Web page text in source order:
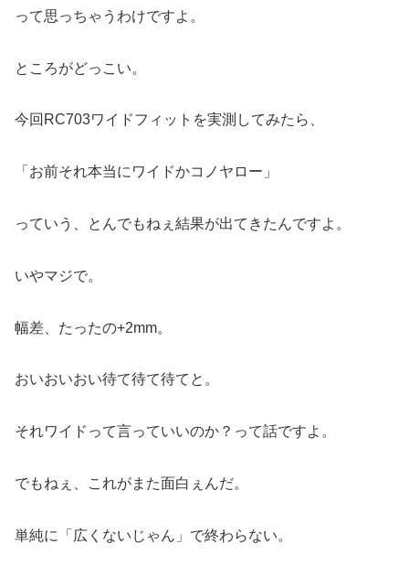
って思っちゃうわけですよ。
ところがどっこい。
今回RC703ワイドフィットを実測してみたら、
「お前それ本当にワイドかコノヤロー」
っていう、とんでもねぇ結果が出てきたんですよ。
いやマジで。
幅差、たったの+2mm。
おいおいおい待て待て待てと。
それワイドって言っていいのか？って話ですよ。
でもねぇ、これがまた面白ぇんだ。
単純に「広くないじゃん」で終わらない。